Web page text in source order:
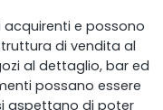
acquirenti e possono
di vendita al
al dettaglio, bar ed
possano essere
aspettano di poter